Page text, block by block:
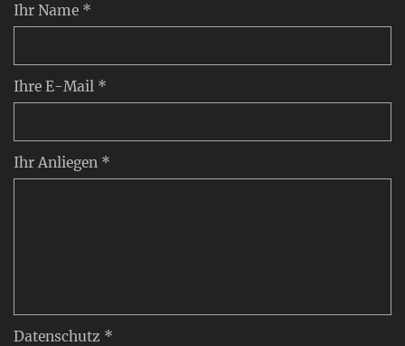
Ihr Name *
Ihre E-Mail *
Ihr Anliegen *
Datenschutz *